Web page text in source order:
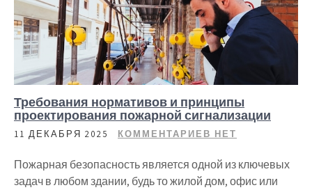
Требования нормативов и принципы
проектирования пожарной сигнализации
11 ДЕКАБРЯ 2025 КОММЕНТАРИЕВ НЕТ
Пожарная безопасность является одной из ключевых
задач в любом здании, будь то жилой дом, офис или